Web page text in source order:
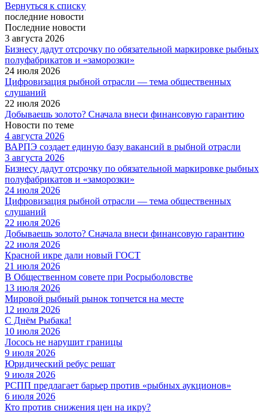
Вернуться к списку
последние новости
Последние новости
3 августа 2026
Бизнесу дадут отсрочку по обязательной маркировке рыбных
полуфабрикатов и «заморозки»
24 июля 2026
Цифровизация рыбной отрасли — тема общественных
слушаний
22 июля 2026
Добываешь золото? Сначала внеси финансовую гарантию
Новости по теме
4 августа 2026
ВАРПЭ создает единую базу вакансий в рыбной отрасли
3 августа 2026
Бизнесу дадут отсрочку по обязательной маркировке рыбных
полуфабрикатов и «заморозки»
24 июля 2026
Цифровизация рыбной отрасли — тема общественных
слушаний
22 июля 2026
Добываешь золото? Сначала внеси финансовую гарантию
22 июля 2026
Красной икре дали новый ГОСТ
21 июля 2026
В Общественном совете при Росрыболовстве
13 июля 2026
Мировой рыбный рынок топчется на месте
12 июля 2026
С Днём Рыбака!
10 июля 2026
Лосось не нарушит границы
9 июля 2026
Юридический ребус решат
9 июля 2026
РСПП предлагает барьер против «рыбных аукционов»
6 июля 2026
Кто против снижения цен на икру?